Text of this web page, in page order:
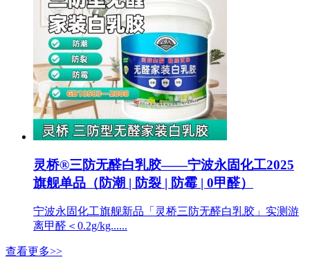
灵桥®三防无醛白乳胶——宁波永固化工2025
旗舰单品（防潮 | 防裂 | 防霉 | 0甲醛）
宁波永固化工旗舰新品「灵桥三防无醛白乳胶」实测游
离甲醛＜0.2g/kg......
查看更多>>